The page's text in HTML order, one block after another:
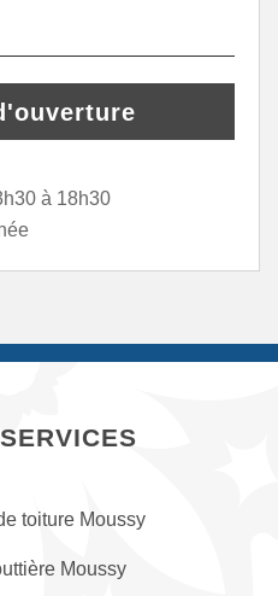
à 18h30
toiture Moussy
Moussy